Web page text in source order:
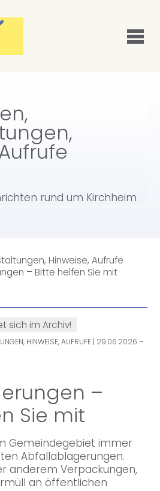
rund um Kirchheim
Hinweise, Aufrufe
– Bitte helfen Sie mit
sich im Archiv!
HINWEISE, AUFRUFE | 29.06.2026 –
–
Sie mit
Gemeindegebiet immer
Abfallablagerungen.
anderem Verpackungen,
an öffentlichen